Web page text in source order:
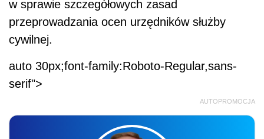
w sprawie szczegółowych zasad
przeprowadzania ocen urzędników służby
cywilnej.
auto 30px;font-family:Roboto-Regular,sans-
serif">
AUTOPROMOCJA